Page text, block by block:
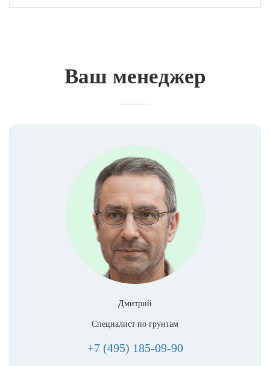
Ваш менеджер
Дмитрий
Специалист по грунтам
+7 (495) 185-09-90